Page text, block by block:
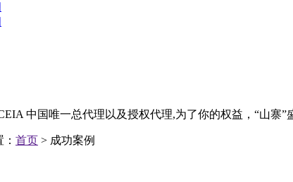
中国唯一总代理以及授权代理,为了你的权益，“山寨”
首页 > 成功案例